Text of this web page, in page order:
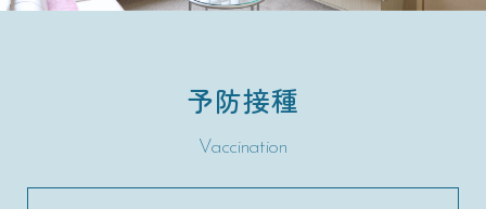
予防接種
Vaccination